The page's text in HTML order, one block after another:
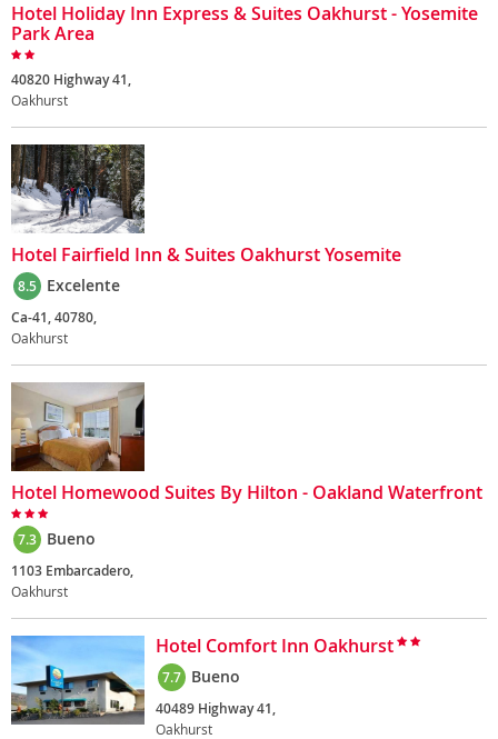
Hotel Holiday Inn Express & Suites Oakhurst - Yosemite
Park Area
40820 Highway 41,
Oakhurst
Hotel Fairfield Inn & Suites Oakhurst Yosemite
8.5 Excelente
Ca-41, 40780,
Oakhurst
Hotel Homewood Suites By Hilton - Oakland Waterfront
7.3 Bueno
1103 Embarcadero,
Oakhurst
Hotel Comfort Inn Oakhurst
7.7 Bueno
40489 Highway 41,
Oakhurst